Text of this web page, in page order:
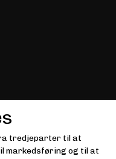
tredjeparter til at
markedsføring og til at